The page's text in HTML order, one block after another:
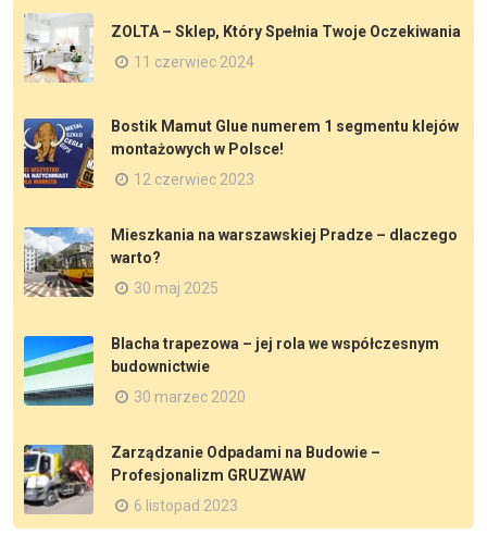
ZOLTA – Sklep, Który Spełnia Twoje Oczekiwania
11 czerwiec 2024
Bostik Mamut Glue numerem 1 segmentu klejów
montażowych w Polsce!
12 czerwiec 2023
Mieszkania na warszawskiej Pradze – dlaczego
warto?
30 maj 2025
Blacha trapezowa – jej rola we współczesnym
budownictwie
30 marzec 2020
Zarządzanie Odpadami na Budowie –
Profesjonalizm GRUZWAW
6 listopad 2023